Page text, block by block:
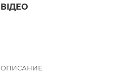
ВІДЕО
ОПИСАНИЕ